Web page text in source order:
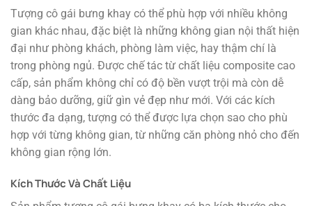
Tượng cô gái bưng khay có thể phù hợp với nhiều không
gian khác nhau, đặc biệt là những không gian nội thất hiện
đại như phòng khách, phòng làm việc, hay thậm chí là
trong phòng ngủ. Được chế tác từ chất liệu composite cao
cấp, sản phẩm không chỉ có độ bền vượt trội mà còn dễ
dàng bảo dưỡng, giữ gìn vẻ đẹp như mới. Với các kích
thước đa dạng, tượng có thể được lựa chọn sao cho phù
hợp với từng không gian, từ những căn phòng nhỏ cho đến
không gian rộng lớn.
Kích Thước Và Chất Liệu